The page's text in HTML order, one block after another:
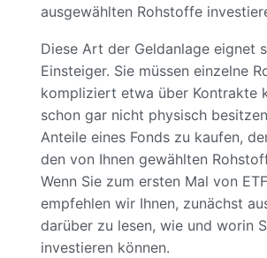
ausgewählten Rohstoffe
Diese Art der Geldanlage eignet
Einsteiger. Sie müssen einzelne
kompliziert etwa über Kontrakte
schon gar nicht physisch
Anteile eines Fonds zu kaufen,
den von Ihnen gewählten
Wenn Sie zum ersten Mal von
empfehlen wir Ihnen, zunächst
darüber zu lesen, wie und worin
investieren können.